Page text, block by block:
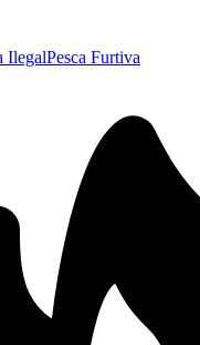
IlegalPesca Furtiva